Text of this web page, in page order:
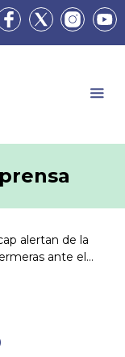
alertan de la
ante el